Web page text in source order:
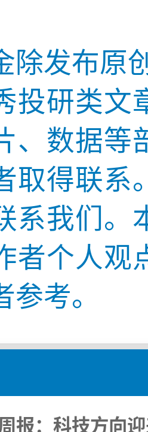
除发布原
投研类文
、数据等
取得联系
系我们。
者个人观
考。